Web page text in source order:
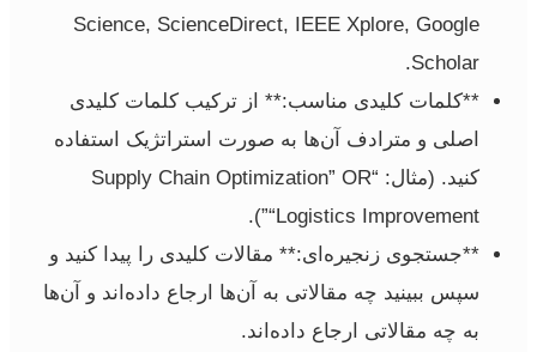
Science, ScienceDirect, IEEE Xplore, Google
Scholar.
**کلمات کلیدی مناسب:** از ترکیب کلمات کلیدی
اصلی و مترادف آن‌ها به صورت استراتژیک استفاده
کنید. (مثال: “Supply Chain Optimization” OR
“Logistics Improvement”).
**جستجوی زنجیره‌ای:** مقالات کلیدی را پیدا کنید و
سپس ببینید چه مقالاتی به آن‌ها ارجاع داده‌اند و آن‌ها
به چه مقالاتی ارجاع داده‌اند.